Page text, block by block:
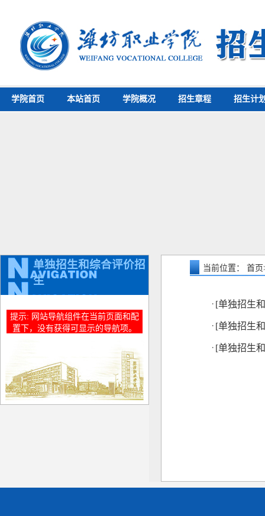
学院首页 本站首页 学院概况 招生章程 招生计
单独招生和综合评价招
生
提示: 网站导航组件在当前页面和配
置下，没有获得可显示的导航项。
当前位置： 首页
· [单独招生
· [单独招生
· [单独招生